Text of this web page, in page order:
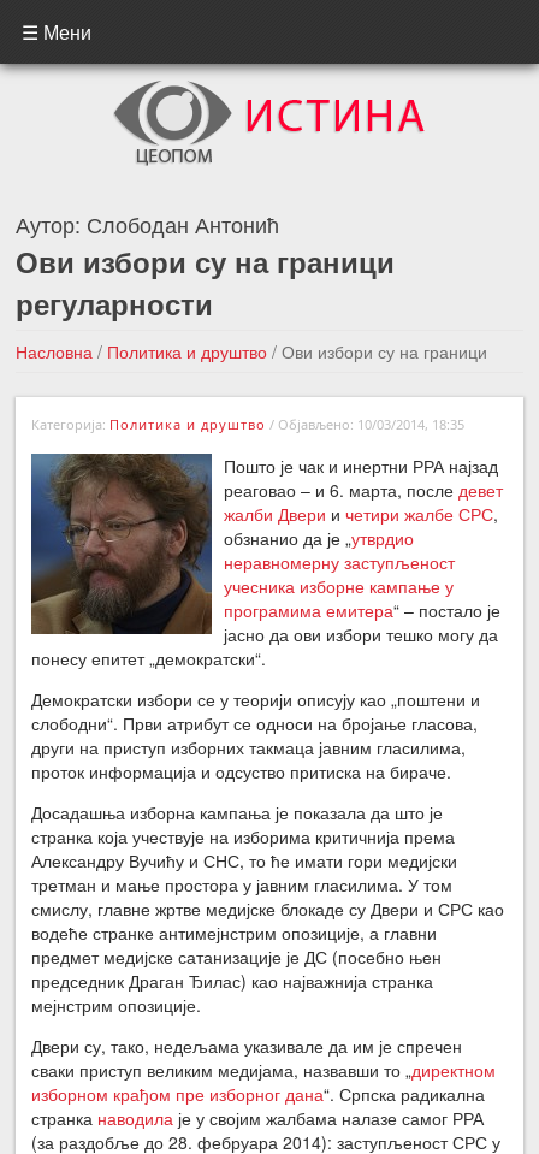
☰ Мени
Аутор: Слободан Антонић
Ови избори су на граници
регуларности
Насловна / Политика и друштво / Ови избори су на граници
регуларности
←Претходна вест
Следећа вест →
Категорија: Политика и друштво / Објављено: 10/03/2014, 18:35
Пошто је чак и инертни РРА најзад
реаговао – и 6. марта, после девет
жалби Двери ичетири жалбе СРС,
обзнанио да је „утврдио
неравномерну заступљеност
учесника изборне кампање у
програмима емитера“ – постало је
јасно да ови избори тешко могу да
понесу епитет „демократски“.
Демократски избори се у теорији описују као „поштени и
слободни“. Први атрибут се односи на бројање гласова,
други на приступ изборних такмаца јавним гласилима,
проток информација и одсуство притиска на бираче.
Досадашња изборна кампања је показала да што је
странка која учествује на изборима критичнија према
Александру Вучићу и СНС, то ће имати гори медијски
третман и мање простора у јавним гласилима. У том
смислу, главне жртве медијске блокаде су Двери и СРС као
водеће странке антимејнстрим опозиције, а главни
предмет медијске сатанизације је ДС (посебно њен
председник Драган Ђилас) као најважнија странка
мејнстрим опозиције.
Двери су, тако, недељама указивале да им је спречен
сваки приступ великим медијама, назвавши то „директном
изборном крађом пре изборног дана“. Српска радикална
странка наводила је у својим жалбама налазе самог РРА
(за раздобље до 28. фебруара 2014): заступљеност СРС у